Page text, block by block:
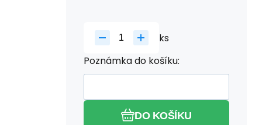
ks
Poznámka do košíku:
DO KOŠÍKU